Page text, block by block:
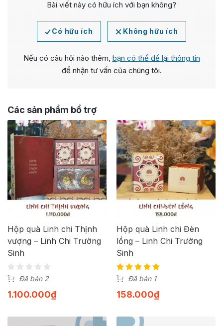
Bài viết này có hữu ích với bạn không?
Có hữu ích Không hữu ích
Nếu có câu hỏi nào thêm, bạn có thể để lại thông tin
để nhận tư vấn của chúng tôi.
Các sản phẩm bổ trợ
Hộp quà Linh chi Thịnh
vượng – Linh Chi Trường
Sinh
Đã bán 2
1.100.000₫
Hộp quà Linh chi Đèn
lồng – Linh Chi Trường
Sinh
Đã bán 1
158.000₫